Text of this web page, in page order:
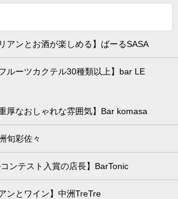
アンとお酒が楽しめる】ばーるSASA
ルーツカクテル30種類以上】bar LE
厚なおしゃれな雰囲気】Bar komasa
旬彩佐々
ンテスト入賞の店長】BarTonic
ンとワイン】中洲TreTre